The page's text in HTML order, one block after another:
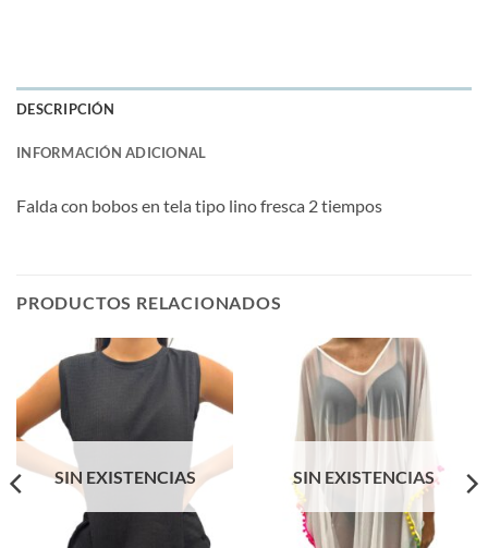
DESCRIPCIÓN
INFORMACIÓN ADICIONAL
Falda con bobos en tela tipo lino fresca 2 tiempos
PRODUCTOS RELACIONADOS
SIN EXISTENCIAS SIN EXISTENCIAS